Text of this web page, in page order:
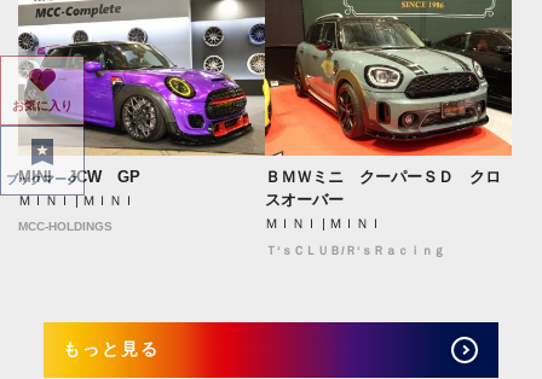
MINI JCW GP
ＭＩＮＩ | ＭＩＮＩ
MCC-HOLDINGS
ＢＭＷミニ クーパーＳＤ クロ
スオーバー
ＭＩＮＩ | ＭＩＮＩ
Ｔ‘ｓＣＬＵＢ/Ｒ‘ｓＲａｃｉｎｇ
もっと見る
お気に入り
ブックマーク